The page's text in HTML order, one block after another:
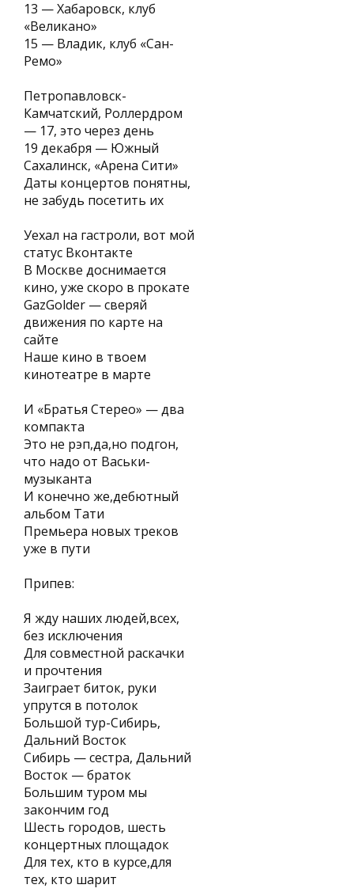
13 — Хабаровск, клуб
«Великано»
15 — Владик, клуб «Сан-
Ремо»
Петропавловск-
Камчатский, Роллердром
— 17, это через день
19 декабря — Южный
Сахалинск, «Арена Сити»
Даты концертов понятны,
не забудь посетить их
Уехал на гастроли, вот мой
статус Вконтакте
В Москве доснимается
кино, уже скоро в прокате
GazGolder — сверяй
движения по карте на
сайте
Наше кино в твоем
кинотеатре в марте
И «Братья Стерео» — два
компакта
Это не рэп,да,но подгон,
что надо от Васьки-
музыканта
И конечно же,дебютный
альбом Тати
Премьера новых треков
уже в пути
Припев:
Я жду наших людей,всех,
без исключения
Для совместной раскачки
и прочтения
Заиграет биток, руки
упрутся в потолок
Большой тур-Сибирь,
Дальний Восток
Сибирь — сестра, Дальний
Восток — браток
Большим туром мы
закончим год
Шесть городов, шесть
концертных площадок
Для тех, кто в курсе,для
тех, кто шарит